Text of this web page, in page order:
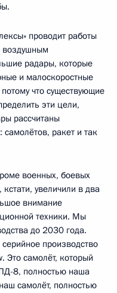
проводит работы
воздушным
радары, которые
и малоскоростные
что существующие
эти цели,
рассчитаны
самолётов, ракет и так
военных, боевых
увеличили в два
внимание
техники. Мы
до 2030 года.
производство
Это самолёт, который
8, полностью наша
самолёт, полностью